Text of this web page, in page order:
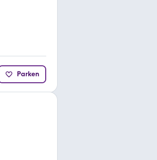
Parken